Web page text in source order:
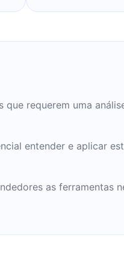
requerem uma
entender e aplicar
as ferramentas